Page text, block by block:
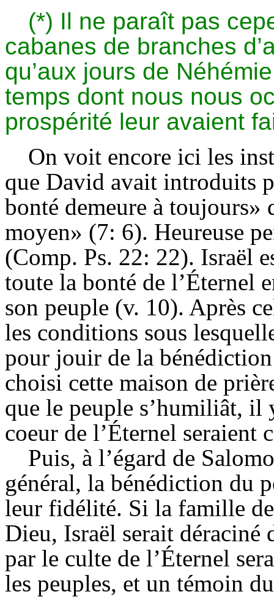
(*) Il ne paraît pas
cabanes de branches
qu’aux jours de
temps dont nous nous
prospérité leur avaient
On voit encore ici les
que David avait introduits
bonté demeure à
moyen» (7: 6). Heureuse
(Comp. Ps. 22: 22). Israël
toute la bonté de l’Éternel
son peuple (v. 10). Après
les conditions sous
pour jouir de la
choisi cette maison de
que le peuple s’humiliât,
coeur de l’Éternel seraient
Puis, à l’égard de
général, la bénédiction du
leur fidélité. Si la famille
Dieu, Israël serait déraciné
par le culte de l’Éternel
les peuples, et un témoin